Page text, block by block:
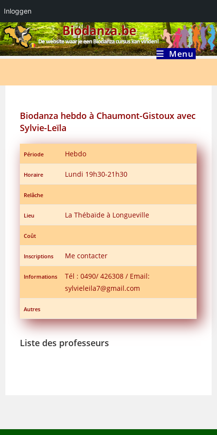
Inloggen
Ga
naar
inhoud
Menu
Biodanza hebdo à Chaumont-Gistoux avec
Sylvie-Leïla
Période Hebdo
Horaire Lundi 19h30-21h30
Relâche
Lieu La Thébaïde à Longueville
Coût
Inscriptions Me contacter
Informations
Tél : 0490/ 426308 / Email:
sylvieleila7@gmail.com
Autres
Liste des professeurs